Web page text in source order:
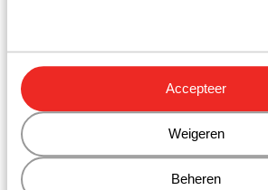
Accepteer
Weigeren
Beheren
Alpen-Wellness Resort Hochfirst
Hotel Austria Gourmet & Wine